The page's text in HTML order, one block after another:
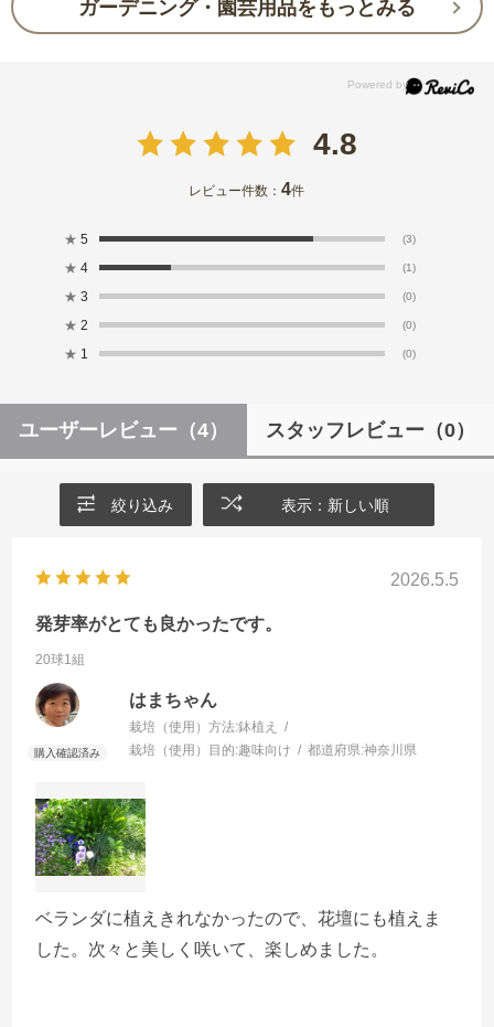
ガーデニング・園芸用品をもっとみる
4.8
レビュー件数：4件
★ 5 (3)
★ 4 (1)
★ 3 (0)
★ 2 (0)
★ 1 (0)
ユーザーレビュー （4） スタッフレビュー （0）
絞り込み 表示：新しい順
2026.5.5
発芽率がとても良かったです。
20球1組
はまちゃん
栽培（使用）方法:鉢植え
栽培（使用）目的:趣味向け 都道府県:神奈川県
ベランダに植えきれなかったので、花壇にも植えま
した。次々と美しく咲いて、楽しめました。